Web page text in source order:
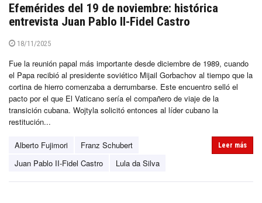
Efemérides del 19 de noviembre: histórica
entrevista Juan Pablo II-Fidel Castro
18/11/2025
Fue la reunión papal más importante desde diciembre de 1989, cuando
el Papa recibió al presidente soviético Mijail Gorbachov al tiempo que la
cortina de hierro comenzaba a derrumbarse. Este encuentro selló el
pacto por el que El Vaticano sería el compañero de viaje de la
transición cubana. Wojtyla solicitó entonces al líder cubano la
restitución...
Alberto Fujimori
Franz Schubert
Juan Pablo II-Fidel Castro
Lula da Silva
Leer más